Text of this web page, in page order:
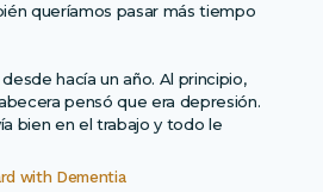
queríamos pasar más tiempo
hacía un año. Al principio,
pensó que era depresión.
bien en el trabajo y todo le
with Dementia